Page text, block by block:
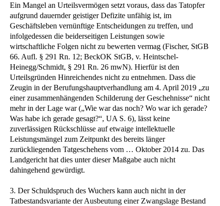
Ein Mangel an Urteilsvermögen setzt voraus, dass das Tatopfer
aufgrund dauernder geistiger Defizite unfähig ist, im
Geschäftsleben vernünftige Entscheidungen zu treffen, und
infolgedessen die beiderseitigen Leistungen sowie
wirtschaftliche Folgen nicht zu bewerten vermag (Fischer, StGB
66. Aufl. § 291 Rn. 12; BeckOK StGB, v. Heintschel-
Heinegg/Schmidt, § 291 Rn. 26 mwN). Hierfür ist den
Urteilsgründen Hinreichendes nicht zu entnehmen. Dass die
Zeugin in der Berufungshauptverhandlung am 4. April 2019 „zu
einer zusammenhängenden Schilderung der Geschehnisse“ nicht
mehr in der Lage war („Wie war das noch? Wo war ich gerade?
Was habe ich gerade gesagt?“, UA S. 6), lässt keine
zuverlässigen Rückschlüsse auf etwaige intellektuelle
Leistungsmängel zum Zeitpunkt des bereits länger
zurückliegenden Tatgeschehens vom … Oktober 2014 zu. Das
Landgericht hat dies unter dieser Maßgabe auch nicht
dahingehend gewürdigt.
3. Der Schuldspruch des Wuchers kann auch nicht in der
Tatbestandsvariante der Ausbeutung einer Zwangslage Bestand